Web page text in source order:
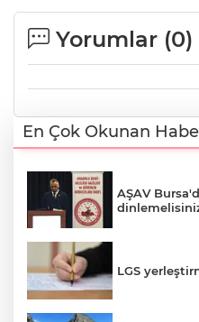
Yorumlar (0)
En Çok Okunan
AŞAV
LGS